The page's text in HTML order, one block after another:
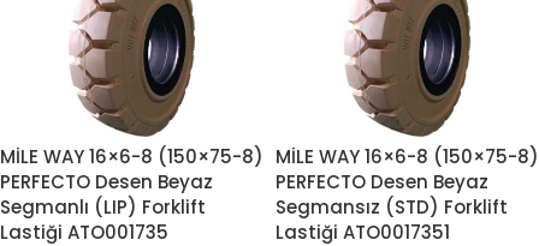
MİLE WAY 16×6-8 (150×75-8)
PERFECTO Desen Beyaz
Segmanlı (LIP) Forklift
Lastiği ATO001735
MİLE WAY 16×6-8 (150×75-8)
PERFECTO Desen Beyaz
Segmansız (STD) Forklift
Lastiği ATO0017351